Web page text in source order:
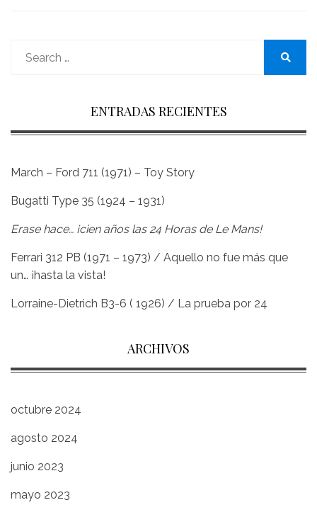
for:
ENTRADAS RECIENTES
March – Ford 711 (1971) – Toy Story
Bugatti Type 35 (1924 – 1931)
Erase hace… ¡cien años las 24 Horas de Le Mans!
Ferrari 312 PB (1971 – 1973) / Aquello no fue más que
un… ¡hasta la vista!
Lorraine-Dietrich B3-6 ( 1926) / La prueba por 24
ARCHIVOS
octubre 2024
agosto 2024
junio 2023
mayo 2023